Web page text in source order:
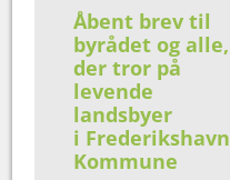
Åbent brev til
byrådet og alle,
der tror på
levende
landsbyer
i Frederikshavn
Kommune